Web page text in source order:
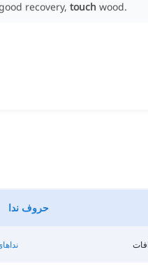
recovery, touch wood.
حروف ندا